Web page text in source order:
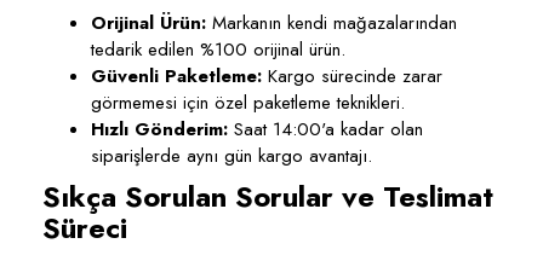
Orijinal Ürün: Markanın kendi mağazalarından
tedarik edilen %100 orijinal ürün.
Güvenli Paketleme: Kargo sürecinde zarar
görmemesi için özel paketleme teknikleri.
Hızlı Gönderim: Saat 14:00'a kadar olan
siparişlerde aynı gün kargo avantajı.
Sıkça Sorulan Sorular ve Teslimat
Süreci